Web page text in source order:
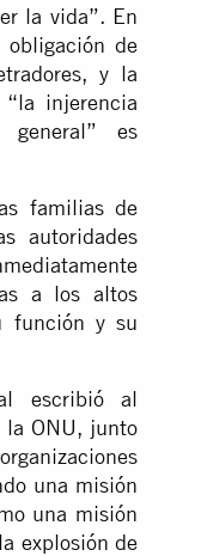
la vida”. En
obligación de
y la
injerencia
es
familias de
autoridades
a los altos
función y su
escribió al
la ONU, junto
una misión
una misión
explosión de